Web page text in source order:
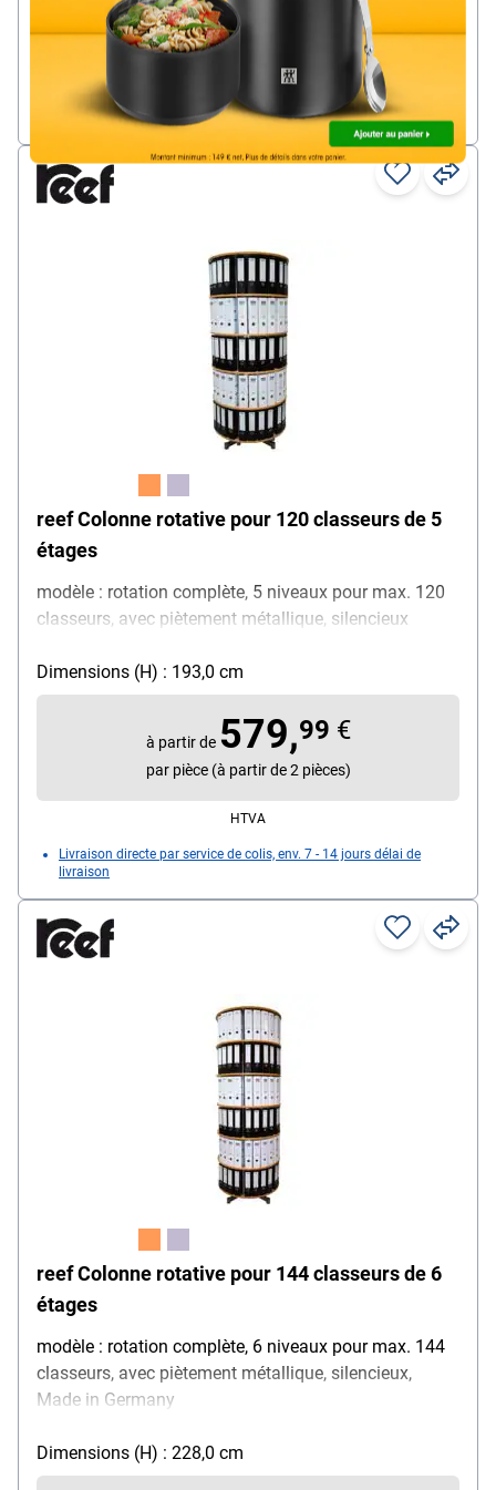
par pièce (à partir de 2 pièces)
Livraison directe par service de colis, env. 7 - 14 jours délai de
livraison
reef Colonne rotative pour 120 classeurs de 5
étages
modèle : rotation complète, 5 niveaux pour max. 120
classeurs, avec piètement métallique, silencieux
Dimensions (H) : 193,0 cm
à partir de 579,99 €
par pièce (à partir de 2 pièces)
HTVA
Livraison directe par service de colis, env. 7 - 14 jours délai de
livraison
reef Colonne rotative pour 144 classeurs de 6
étages
modèle : rotation complète, 6 niveaux pour max. 144
classeurs, avec piètement métallique, silencieux,
Made in Germany
Dimensions (H) : 228,0 cm